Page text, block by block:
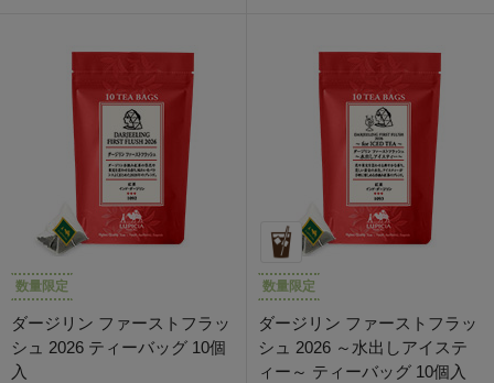
数量限定
ダージリン ファーストフラッ
シュ 2026 ティーバッグ 10個
入
数量限定
ダージリン ファーストフラッ
シュ 2026 ～水出しアイステ
ィー～ ティーバッグ 10個入